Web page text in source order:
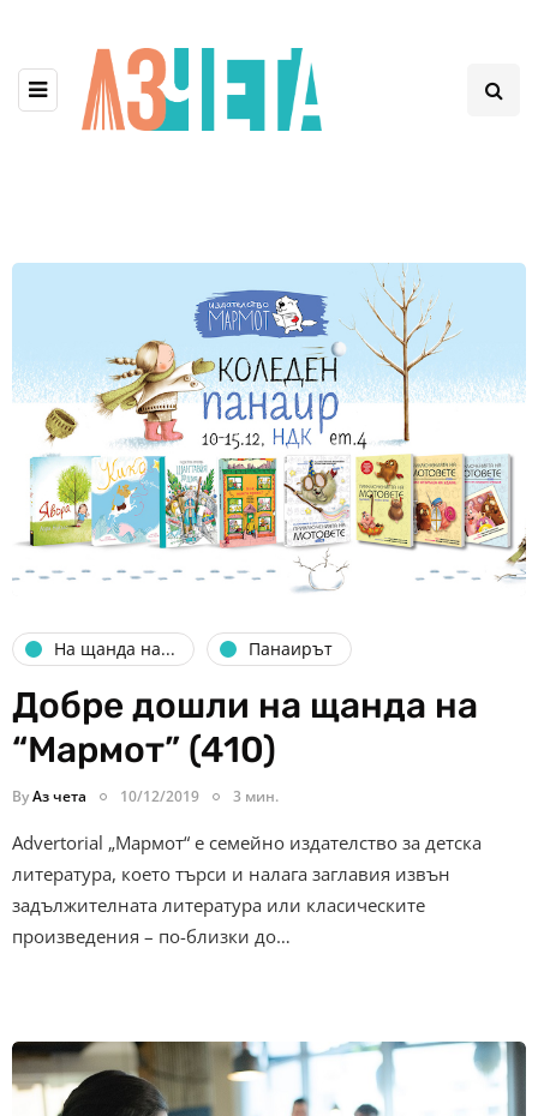
На щанда на... Панаирът
Добре дошли на щанда на
“Мармот” (410)
ByАз чета 10/12/2019 3 мин.
Advertorial „Мармот“ е семейно издателство за детска
литература, което търси и налага заглавия извън
задължителната литература или класическите
произведения – по-близки до…